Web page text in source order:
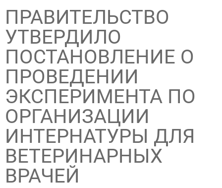
ПРАВИТЕЛЬСТВО
УТВЕРДИЛО
ПОСТАНОВЛЕНИЕ О
ПРОВЕДЕНИИ
ЭКСПЕРИМЕНТА ПО
ОРГАНИЗАЦИИ
ИНТЕРНАТУРЫ ДЛЯ
ВЕТЕРИНАРНЫХ
ВРАЧЕЙ